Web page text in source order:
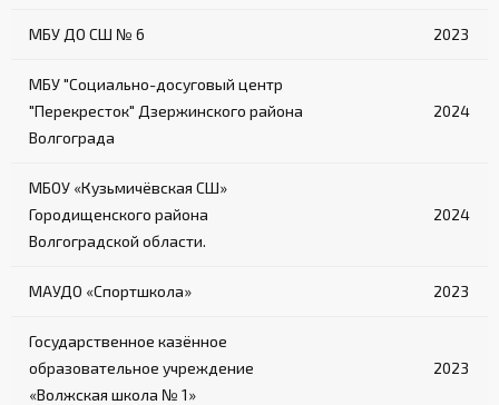
МБУ ДО СШ № 6 2023
МБУ "Социально-досуговый центр
"Перекресток" Дзержинского района
Волгограда
2024
МБОУ «Кузьмичёвская СШ»
Городищенского района
Волгоградской области.
2024
МАУДО «Спортшкола» 2023
Государственное казённое
образовательное учреждение
«Волжская школа № 1»
2023